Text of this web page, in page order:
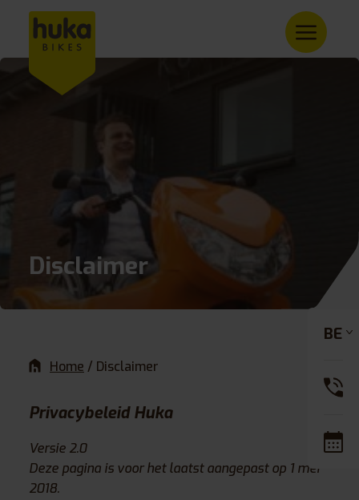
Disclaimer
Home / Disclaimer
Privacybeleid Huka
Versie 2.0
Deze pagina is voor het laatst aangepast op 1 mei
2018.
BE